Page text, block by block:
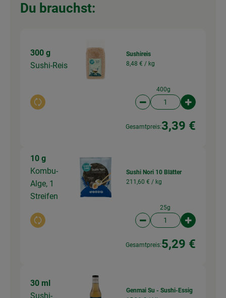
Du brauchst:
300 g
Sushi-Reis
Auswahl ändern
Sushireis
8,48 € / kg
400g
Artikelanzahl
Gesamtpreis:3,39 €
10 g
Kombu-
Alge, 1
Streifen
Auswahl ändern
Sushi Nori 10 Blätter
211,60 € / kg
25g
Artikelanzahl
Gesamtpreis:5,29 €
30 ml
Sushi-
Genmai Su - Sushi-Essig